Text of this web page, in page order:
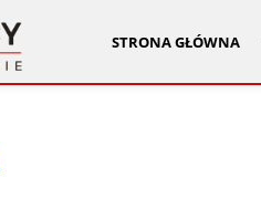
STRONA GŁÓWNA